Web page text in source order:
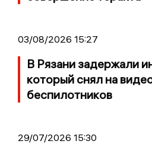
03/08/2026 15:27
В Рязани задержали
который снял на
беспилотников
29/07/2026 15:30